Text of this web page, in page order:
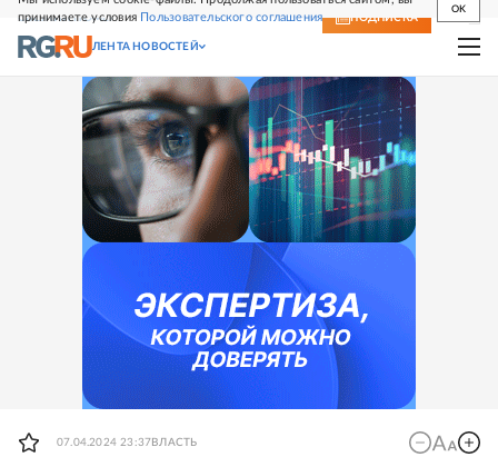
принимаете условия Пользовательского соглашения
OK
СВЕЖИЙ НОМЕР ПОДПИСКА
ЛЕНТА НОВОСТЕЙ
07.04.2024 23:37 ВЛАСТЬ